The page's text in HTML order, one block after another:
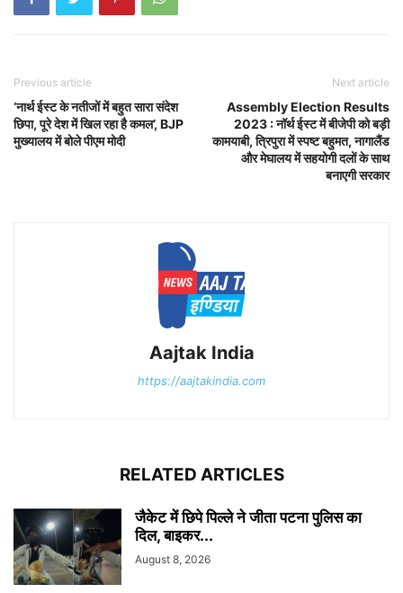
Previous article
‘नार्थ ईस्ट के नतीजों में बहुत सारा संदेश
छिपा, पूरे देश में खिल रहा है कमल’, BJP
मुख्यालय में बोले पीएम मोदी
Next article
Assembly Election Results
2023 : नॉर्थ ईस्ट में बीजेपी को बड़ी
कामयाबी, त्रिपुरा में स्पष्ट बहुमत, नागालैंड
और मेघालय में सहयोगी दलों के साथ
बनाएगी सरकार
Aajtak India
https://aajtakindia.com
RELATED ARTICLES
जैकेट में छिपे पिल्ले ने जीता पटना पुलिस का
दिल, बाइकर...
August 8, 2026